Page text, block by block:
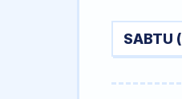
SABTU